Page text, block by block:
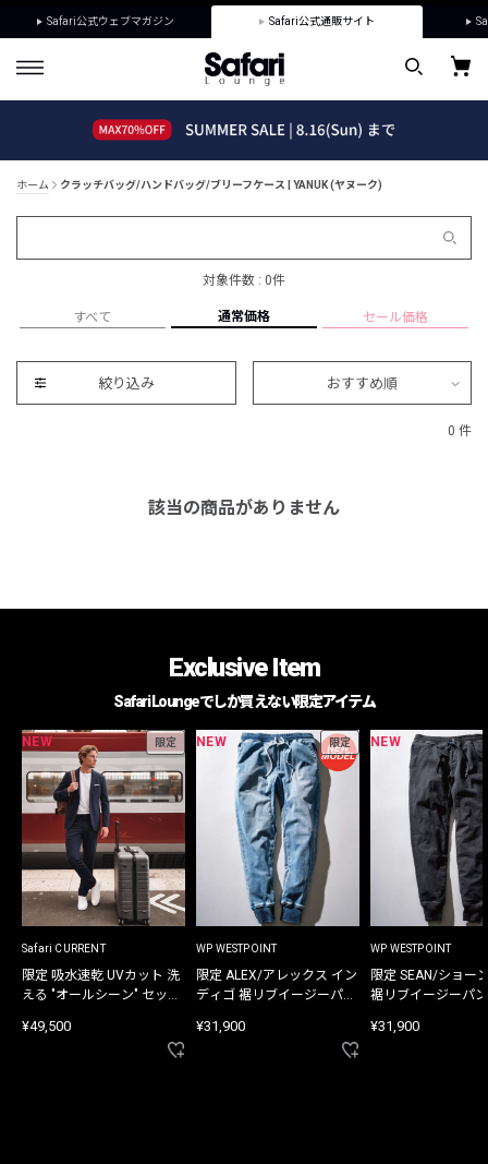
Safari公式ウェブマガジン Safari公式通販サイト
ホーム クラッチバッグ/ハンドバッグ/ブリーフケース | YANUK (ヤヌーク)
対象件数 : 0件
すべて 通常価格 セール価格
絞り込み おすすめ順
0 件
該当の商品がありません
Exclusive Item
Safari Loungeでしか買えない限定アイテム
NEW 限定
Safari CURRENT
限定 吸水速乾 UVカット 洗
える "オールシーン" セット
¥49,500
NEW 限定
WP WESTPOINT
限定 ALEX/アレックス イン
ディゴ 裾リブイージーパン
¥31,900
NEW
WP WESTPOINT
限定 SEAN/ショー
裾リブイージーパ
¥31,900